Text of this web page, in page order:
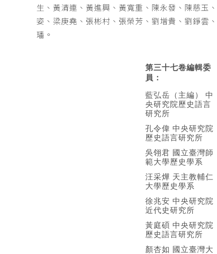
生、黃清連、黃進興、黃寬重、陳永發、陳慈玉
姿、梁庚堯、張彬村、張榮芳、劉增貴、劉錚雲
璠。
第三十七卷編輯委
員：
藍弘岳（主編） 中
央研究院歷史語言
研究所
孔令偉 中央研究院
歷史語言研究所
吳翎君 國立臺灣師
範大學歷史學系
汪采燁 天主教輔仁
大學歷史學系
徐兆安 中央研究院
近代史研究所
黃庭碩 中央研究院
歷史語言研究所
顏杏如 國立臺灣大